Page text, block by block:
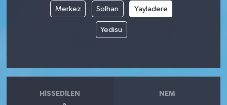
Merkez Solhan Yayladere
Yedisu
HISSEDILEN NEM